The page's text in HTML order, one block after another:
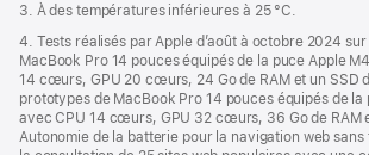
3. À des températures inférieures à 25 °C.
4. Tests réalisés par Apple d’août à octobre 2024
MacBook Pro 14 pouces équipés de la puce Apple
14 cœurs, GPU 20 cœurs, 24 Go de RAM et un SSD
prototypes de MacBook Pro 14 pouces équipés de la
avec CPU 14 cœurs, GPU 32 cœurs, 36 Go de RAM
Autonomie de la batterie pour la navigation web